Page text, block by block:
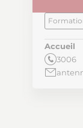
Accueil
3006